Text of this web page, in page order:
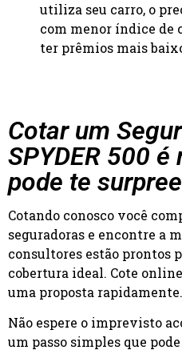
utiliza seu carro, o
com menor índice de
ter prêmios mais
Cotar um
SPYDER 500
pode te
Cotando conosco você
seguradoras e encontre a
consultores estão prontos
cobertura ideal. Cote
uma proposta rapidamente.
Não espere o imprevisto
um passo simples que